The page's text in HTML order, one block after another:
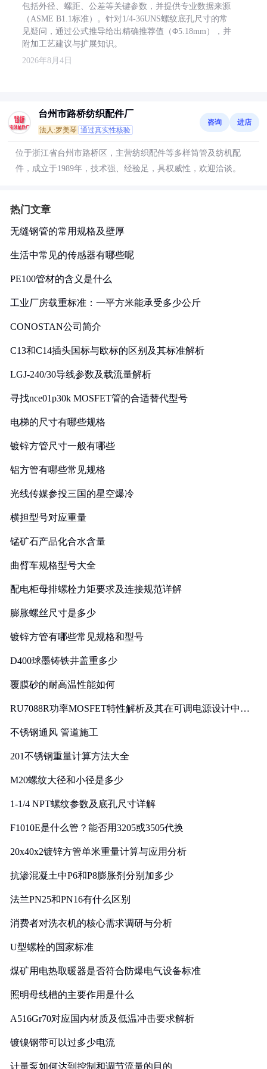
包括外径、螺距、公差等关键参数，并提供专业数据来源
（ASME B1.1标准）。针对1/4-36UNS螺纹底孔尺寸的常
见疑问，通过公式推导给出精确推荐值（Φ5.18mm），并
附加工艺建议与扩展知识。
2026年8月4日
台州市路桥纺织配件厂
法人:罗美琴 通过真实性核验
咨询 进店
位于浙江省台州市路桥区，主营纺织配件等多样筒管及纺机配
件，成立于1989年，技术强、经验足，具权威性，欢迎洽谈。
热门文章
无缝钢管的常用规格及壁厚
生活中常见的传感器有哪些呢
PE100管材的含义是什么
工业厂房载重标准：一平方米能承受多少公斤
CONOSTAN公司简介
C13和C14插头国标与欧标的区别及其标准解析
LGJ-240/30导线参数及载流量解析
寻找nce01p30k MOSFET管的合适替代型号
电梯的尺寸有哪些规格
镀锌方管尺寸一般有哪些
铝方管有哪些常见规格
光线传媒参投三国的星空爆冷
横担型号对应重量
锰矿石产品化合水含量
曲臂车规格型号大全
配电柜母排螺栓力矩要求及连接规范详解
膨胀螺丝尺寸是多少
镀锌方管有哪些常见规格和型号
D400球墨铸铁井盖重多少
覆膜砂的耐高温性能如何
RU7088R功率MOSFET特性解析及其在可调电源设计中的
不锈钢通风 管道施工
201不锈钢重量计算方法大全
M20螺纹大径和小径是多少
1-1/4 NPT螺纹参数及底孔尺寸详解
F1010E是什么管？能否用3205或3505代换
20x40x2镀锌方管单米重量计算与应用分析
抗渗混凝土中P6和P8膨胀剂分别加多少
法兰PN25和PN16有什么区别
消费者对洗衣机的核心需求调研与分析
U型螺栓的国家标准
煤矿用电热取暖器是否符合防爆电气设备标准
照明母线槽的主要作用是什么
A516Gr70对应国内材质及低温冲击要求解析
镀镍钢带可以过多少电流
计量泵如何达到控制和调节流量的目的